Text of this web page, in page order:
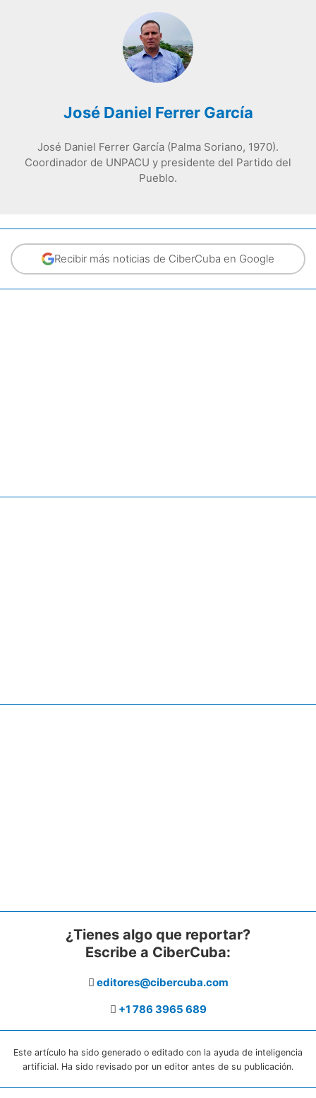
José Daniel Ferrer García
José Daniel Ferrer García (Palma Soriano, 1970).
Coordinador de UNPACU y presidente del Partido del
Pueblo.
Recibir más noticias de CiberCuba en Google
¿Tienes algo que reportar?
Escribe a CiberCuba:
editores@cibercuba.com
+1 786 3965 689
Este artículo ha sido generado o editado con la ayuda de inteligencia
artificial. Ha sido revisado por un editor antes de su publicación.